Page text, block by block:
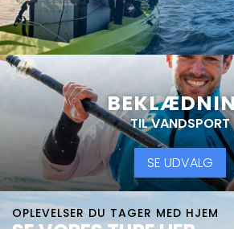
TIL VANDSPORT
SE UDVALG
OPLEVELSER DU TAGER MED HJEM